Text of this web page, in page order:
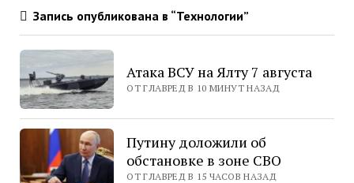
Запись опубликована в “Технологии”
Атака ВСУ на Ялту 7 августа
ОТ ГЛАВРЕД В 10 МИНУТ НАЗАД
Путину доложили об
обстановке в зоне СВО
ОТ ГЛАВРЕД В 15 ЧАСОВ НАЗАД